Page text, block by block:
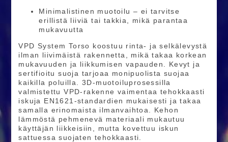
Minimalistinen muotoilu – ei tarvitse
erillistä liiviä tai takkia, mikä parantaa
mukavuutta
VPD System Torso koostuu rinta- ja selkälevystä
ilman liivimäistä rakennetta, mikä takaa korkean
mukavuuden ja liikkumisen vapauden. Kevyt ja
sertifioitu suoja tarjoaa monipuolista suojaa
kaikilla poluilla. 3D-muotoiluprosessilla
valmistettu VPD-rakenne vaimentaa tehokkaasti
iskuja EN1621-standardien mukaisesti ja takaa
samalla erinomaista ilmanvaihtoa. Kehon
lämmöstä pehmenevä materiaali mukautuu
käyttäjän liikkeisiin, mutta kovettuu iskun
sattuessa suojaten tehokkaasti.